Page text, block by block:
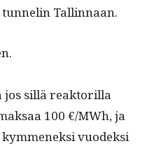
Tallinnaan.
jos sil­lä reak­to­ril­la
100 €/MWh, ja
vuodek­si